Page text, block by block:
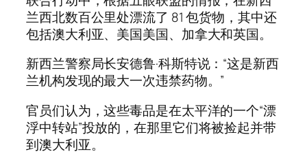
兰西北数百公里处漂流了 81 包货物，其中还
包括澳大利亚、美国美国、加拿大和英国。
新西兰警察局长安德鲁·科斯特说：“这是新西
兰机构发现的最大一次违禁药物。”
官员们认为，这些毒品是在太平洋的一个“漂
浮中转站”投放的，在那里它们将被捡起并带
到澳大利亚。